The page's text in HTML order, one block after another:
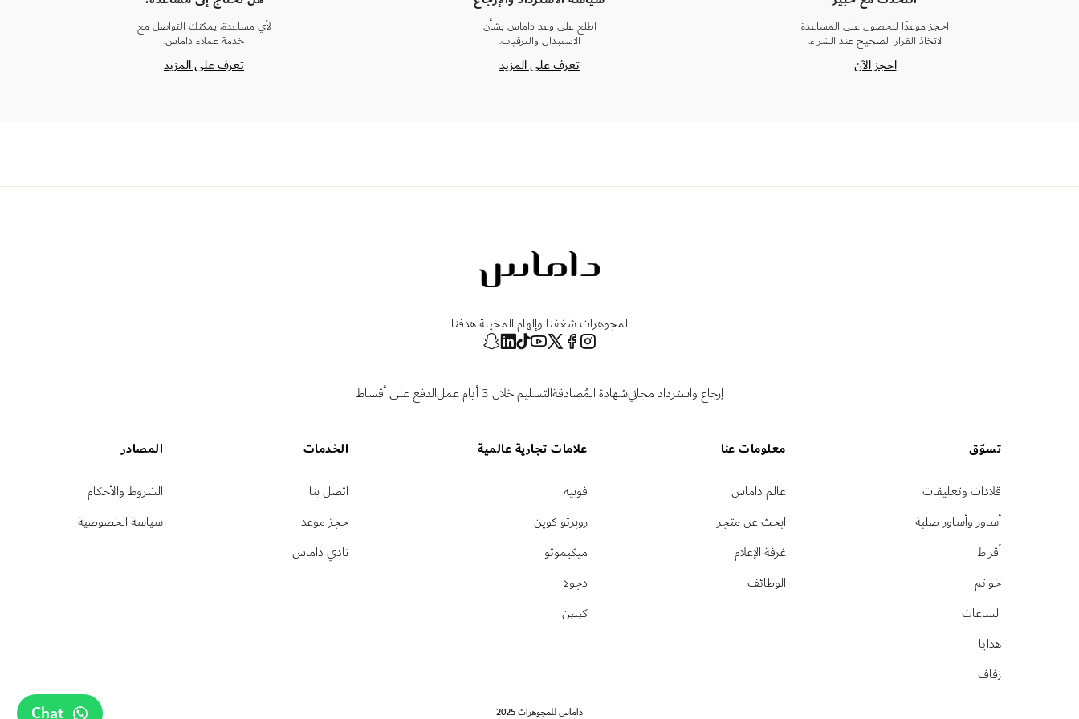
احجز موعدًا للحصول على المساعدة
لاتخاذ القرار الصحيح عند الشراء.
احجز الآن
اطلع على وعد داماس بشأن
الاستبدال والترقيات.
تعرف على المزيد
لأي مساعدة، يمكنك التواصل مع
خدمة عملاء داماس.
تعرف على المزيد
المجوهرات شغفنا وإلهام المخيلة هدفنا.
إرجاع واسترداد مجانيشهادة المُصادقةالتسليم خلال 3 أيام عمل الدفع على أقساط
تسوّق
قلادات وتعليقات
أساور وأساور صلبة
أقراط
خواتم
الساعات
هدايا
زفاف
معلومات عنا
عالم داماس
ابحث عن متجر
غرفة الإعلام
الوظائف
علامات تجارية عالمية
فوبيه
روبرتو كوين
ميكيموتو
دجولا
كيلين
الخدمات
اتصل بنا
حجز موعد
نادي داماس
المصادر
الشروط والأحكام
سياسة الخصوصية
Chat داماس للمجوهرات 2025